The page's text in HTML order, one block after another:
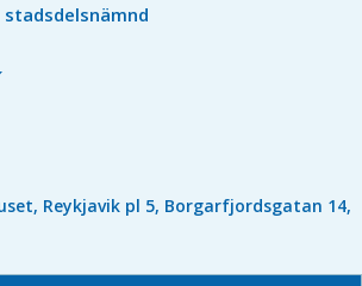
stadsdelsnämnd
Reykjavik pl 5, Borgarfjordsgatan 14,